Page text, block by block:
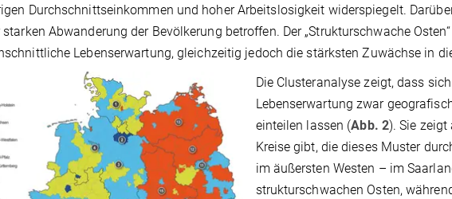
Durchschnittseinkommen und hoher Arbeitslosigkeit widerspiegelt.
starken Abwanderung der Bevölkerung betroffen. Der „Strukturschwache
Lebenserwartung, gleichzeitig jedoch die stärksten Zuwächse in
Die Clusteranalyse zeigt, dass
Lebenserwartung zwar
einteilen lassen (Abb. 2). Sie zeigt
Kreise gibt, die dieses Muster
im äußersten Westen – im
strukturschwachen Osten,